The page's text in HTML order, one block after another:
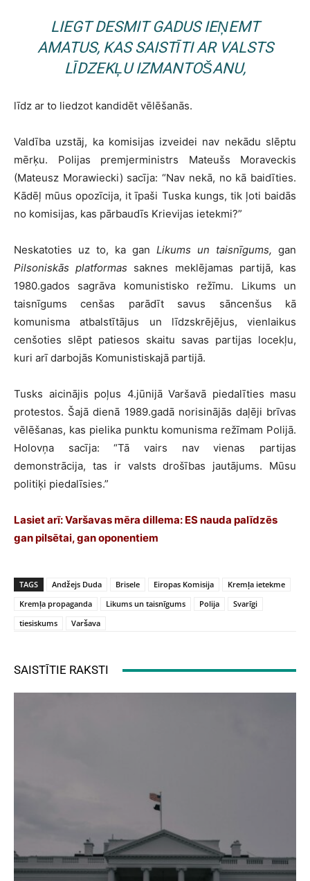
LIEGT DESMIT GADUS IEŅEMT
AMATUS, KAS SAISTĪTI AR VALSTS
LĪDZEKĻU IZMANTOŠANU,
līdz ar to liedzot kandidēt vēlēšanās.
Valdība uzstāj, ka komisijas izveidei nav nekādu slēptu
mērķu. Polijas premjerministrs Mateušs Moraveckis
(Mateusz Morawiecki) sacīja: “Nav nekā, no kā baidīties.
Kādēļ mūus opozīcija, it īpaši Tuska kungs, tik ļoti baidās
no komisijas, kas pārbaudīs Krievijas ietekmi?”
Neskatoties uz to, ka gan Likums un taisnīgums, gan
Pilsoniskās platformas saknes meklējamas partijā, kas
1980.gados sagrāva komunistisko režīmu. Likums un
taisnīgums cenšas parādīt savus sāncenšus kā
komunisma atbalstītājus un līdzskrējējus, vienlaikus
cenšoties slēpt patiesos skaitu savas partijas locekļu,
kuri arī darbojās Komunistiskajā partijā.
Tusks aicinājis poļus 4.jūnijā Varšavā piedalīties masu
protestos. Šajā dienā 1989.gadā norisinājās daļēji brīvas
vēlēšanas, kas pielika punktu komunisma režīmam Polijā.
Holovņa sacīja: “Tā vairs nav vienas partijas
demonstrācija, tas ir valsts drošības jautājums. Mūsu
politiķi piedalīsies.”
Lasiet arī: Varšavas mēra dillema: ES nauda palīdzēs
gan pilsētai, gan oponentiem
TAGS Andžejs Duda Brisele Eiropas Komisija
Kremļa ietekme
Kremļa propaganda
Likums un taisnīgums Polija
Svarīgi
tiesiskums
Varšava
SAISTĪTIE RAKSTI